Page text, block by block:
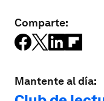
Comparte:
Mantente al día: